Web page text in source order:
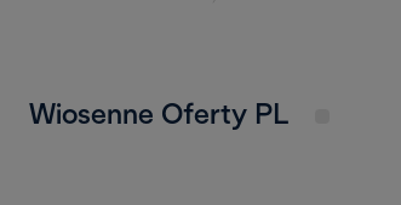
Wiosenne Oferty PL